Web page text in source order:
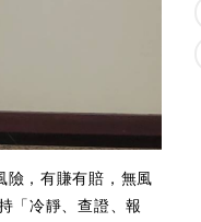
險，有賺有賠，無風
「冷靜、查證、報